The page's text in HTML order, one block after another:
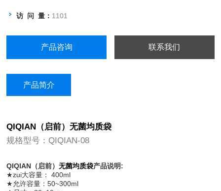
访 问 量： 1101
产品咨询 联系我们
产品简介
QIQIAN（启前）无菌均质袋
规格型号：QIQIAN-08
QIQIAN（启前）无菌均质袋产品说明:
★zui大容量： 400ml
★允许容量：50~300ml